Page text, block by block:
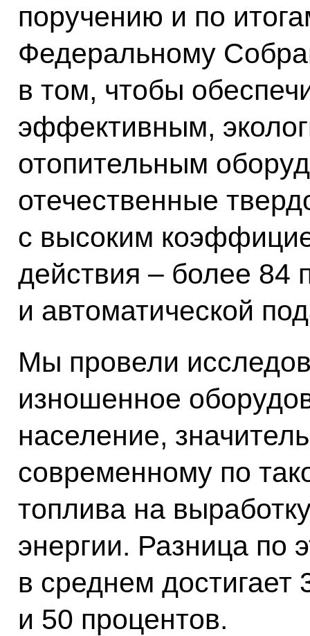
поручению и по
Федеральному
в том, чтобы
эффективным,
отопительным
отечественные
с высоким
действия – более 84
и автоматической
Мы провели
изношенное
население,
современному по
топлива на
энергии. Разница по
в среднем достигает
и 50 процентов.